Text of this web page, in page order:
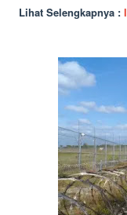
Lihat Selengkapnya :